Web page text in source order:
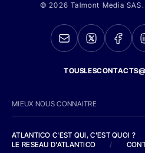
© 2026 Talmont Media
MIEUX NOUS CONNAITRE
ATLANTICO C'EST QUI, C'EST QUOI ?
LE RESEAU D'ATLANTICO
/